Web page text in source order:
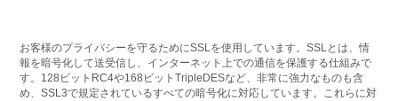
お客様のプライバシーを守るためにSSLを使用しています。SSLとは、情
報を暗号化して送受信し、インターネット上での通信を保護する仕組みで
す。128ビットRC4や168ビットTripleDESなど、非常に強力なものも含
め、SSL3で規定されているすべての暗号化に対応しています。これらに対